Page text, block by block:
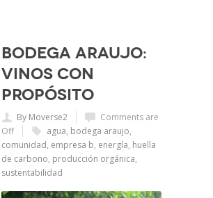
Bodega Araujo:
vinos con
propósito
By Moverse2
Comments are
Off
agua, bodega araujo,
comunidad, empresa b, energía, huella
de carbono, producción orgánica,
sustentabilidad